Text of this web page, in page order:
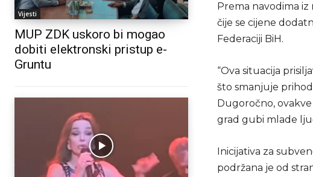
Vijesti
MUP ZDK uskoro bi mogao
dobiti elektronski pristup e-
Gruntu
Prema navodima
čije se cijene
Federaciji BiH.
“Ova situacija
što smanjuje
Dugoročno,
grad gubi mlade
Inicijativa za
podržana je od